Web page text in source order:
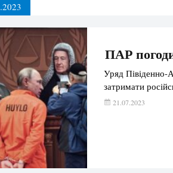
ПАР
Уряд Півіденно-
затримати
21.07.2023